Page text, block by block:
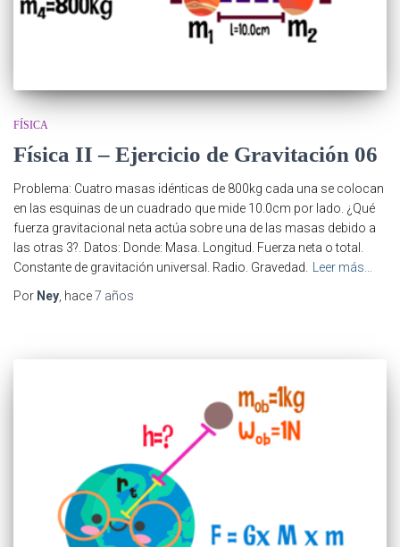
FÍSICA
Física II – Ejercicio de Gravitación 06
Problema: Cuatro masas idénticas de 800kg cada una se colocan
en las esquinas de un cuadrado que mide 10.0cm por lado. ¿Qué
fuerza gravitacional neta actúa sobre una de las masas debido a
las otras 3?. Datos: Donde: Masa. Longitud. Fuerza neta o total.
Constante de gravitación universal. Radio. Gravedad.
Leer más…
Por Ney , hace7 años